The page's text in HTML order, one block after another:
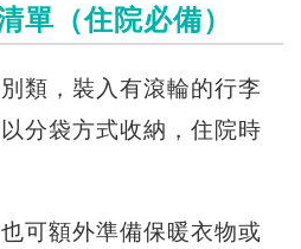
單（住院必備）
類，裝入有滾輪的行李
分袋方式收納，住院時
可額外準備保暖衣物或